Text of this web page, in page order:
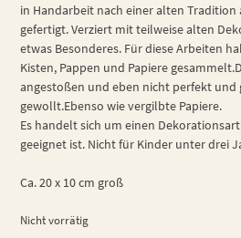
in Handarbeit nach einer alten Tradition
gefertigt. Verziert mit teilweise alten
etwas Besonderes. Für diese Arbeiten
Kisten, Pappen und Papiere
angestoßen und eben nicht perfekt und
gewollt.Ebenso wie vergilbte Papiere.
Es handelt sich um einen
geeignet ist. Nicht für Kinder unter drei
Ca. 20 x 10 cm groß
Nicht vorrätig